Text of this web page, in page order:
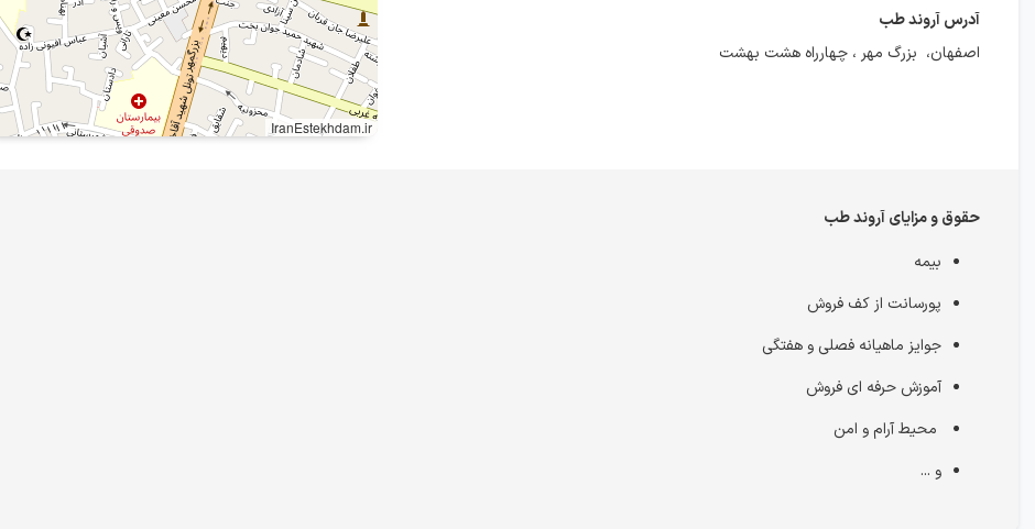
آدرس آروند طب
اصفهان، بزرگ مهر ، چهارراه هشت بهشت
IranEstekhdam.ir
حقوق و مزایای آروند طب
بیمه
پورسانت از کف فروش
جوایز ماهیانه فصلی و هفتگی
آموزش حرفه ای فروش
محیط آرام و امن
و ...